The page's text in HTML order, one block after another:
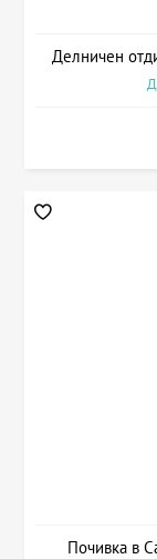
Делничен
Почивка в